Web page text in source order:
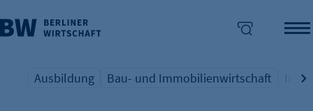
überspringen
Übersicht Schlagwort
Ausbildung
Übersicht Schlagwort
Bau- und Immobilienwirtschaft
GASTBEITRAG DES IHK-PRÄSIDENTEN